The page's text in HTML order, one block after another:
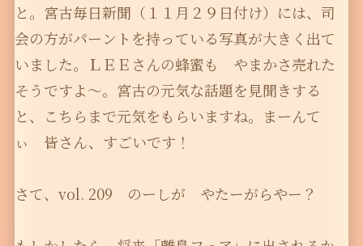
と。宮古毎日新聞（１１月２９日付け）には、司
会の方がパーントを持っている写真が大きく出て
いました。ＬＥＥさんの蜂蜜も やまかさ売れた
そうですよ〜。宮古の元気な話題を見聞きする
と、こちらまで元気をもらいますね。まーんて
ぃ 皆さん、すごいです！
さて、vol. 209 のーしが やたーがらやー？